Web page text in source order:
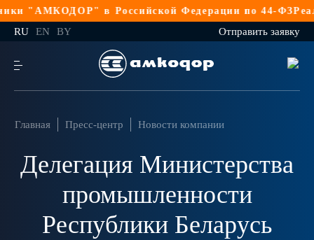
"АМКОДОР" в Российской Федерации по 44-ФЗ
RU EN BY Отправить заявку
Главная Пресс-центр Новости компании
Делегация Министерства
промышленности
Республики Беларусь